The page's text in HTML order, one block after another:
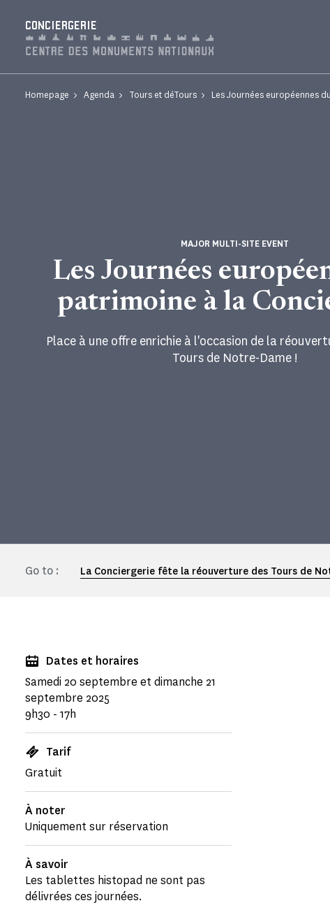
CONCIERGERIE
Homepage Agenda Tours et déTours Les Journées européennes
Les Journées
patrimoine à la
MAJOR MULTI-SITE EVENT
Place à une offre enrichie à l'occasion de la
Tours de Notre-Dame !
Go to : La Conciergerie fête la réouverture des Tours de
Dates et horaires
Samedi 20 septembre et dimanche 21
septembre 2025
9h30 - 17h
Tarif
Gratuit
À noter
Uniquement sur réservation
À savoir
Les tablettes histopad ne sont pas
délivrées ces journées.